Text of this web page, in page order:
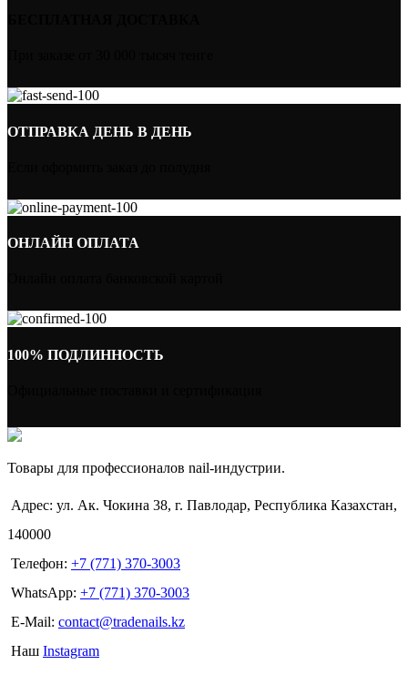
ОТПРАВКА ДЕНЬ В ДЕНЬ
ОНЛАЙН ОПЛАТА
100% ПОДЛИННОСТЬ
Товары для профессионалов nail-индустрии.
Адрес: ул. Ак. Чокина 38, г. Павлодар, Республика Казахстан,
140000
Телефон: +7 (771) 370-3003
WhatsApp: +7 (771) 370-3003
E-Mail: contact@tradenails.kz
Наш Instagram